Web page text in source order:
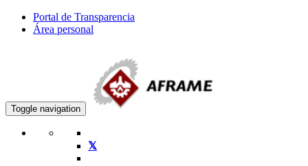
Portal de Transparencia
Área personal
Toggle navigation